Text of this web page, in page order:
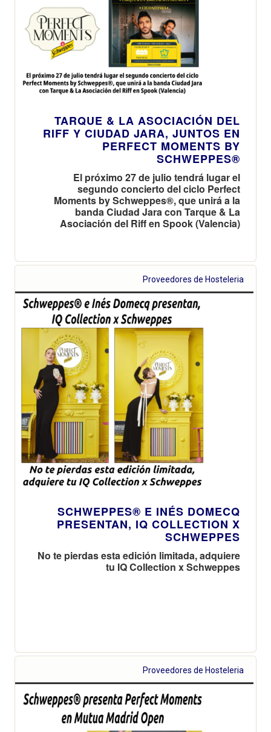
TARQUE & LA ASOCIACIÓN DEL
RIFF Y CIUDAD JARA, JUNTOS EN
PERFECT MOMENTS BY
SCHWEPPES®
El próximo 27 de julio tendrá lugar el
segundo concierto del ciclo Perfect
Moments by Schweppes®, que unirá a la
banda Ciudad Jara con Tarque & La
Asociación del Riff en Spook (Valencia)
Proveedores de Hosteleria
SCHWEPPES® E INÉS DOMECQ
PRESENTAN, IQ COLLECTION X
SCHWEPPES
No te pierdas esta edición limitada, adquiere
tu IQ Collection x Schweppes
Proveedores de Hosteleria